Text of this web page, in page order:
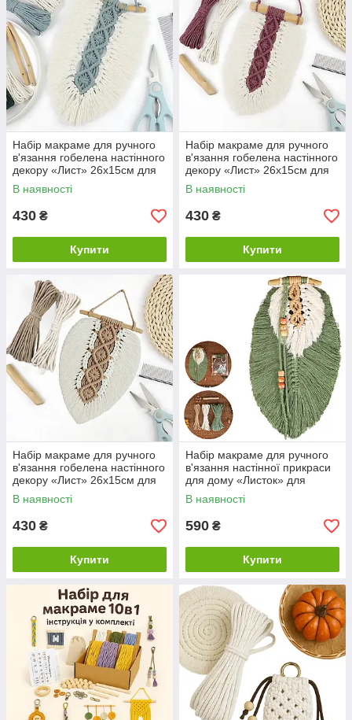
Набір макраме для ручного
в'язання гобелена настінного
декору «Лист» 26х15см для
рукоділля і творчості
блакитний
В наявності
430 ₴
Купити
Набір макраме для ручного
в'язання гобелена настінного
декору «Лист» 26х15см для
рукоділля та творчості
червоний
В наявності
430 ₴
Купити
Набір макраме для ручного
в'язання гобелена настінного
декору «Лист» 26х15см для
рукоділля та творчості
бежевий
В наявності
430 ₴
Купити
Набір макраме для ручного
в'язання настінної прикраси
для дому «Листок» для
рукоділля та творчості
В наявності
590 ₴
Купити